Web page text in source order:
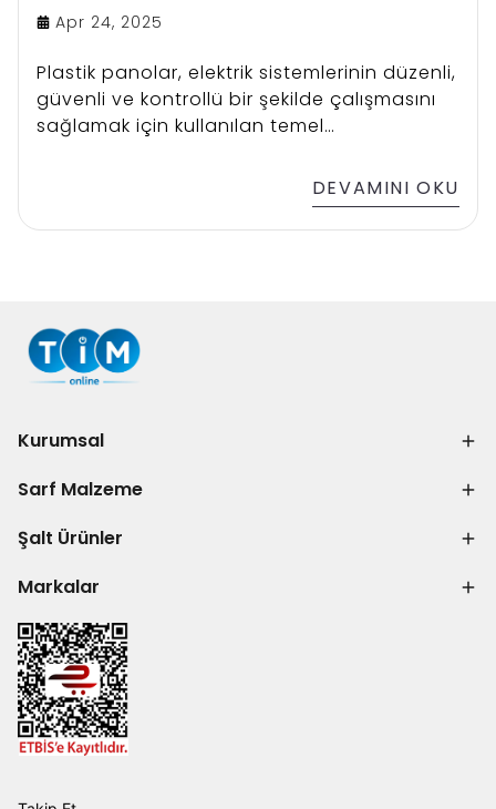
Apr 24, 2025
Plastik panolar, elektrik sistemlerinin düzenli,
güvenli ve kontrollü bir şekilde çalışmasını
sağlamak için kullanılan temel
kontrolü ve korunması amacıyla tasarlanan
bu panolar, hem iç hem de dış mekanlarda
geniş bir kullanım alanına sahiptir.
DEVAMINI OKU
Kurumsal
Sarf Malzeme
Şalt Ürünler
Markalar